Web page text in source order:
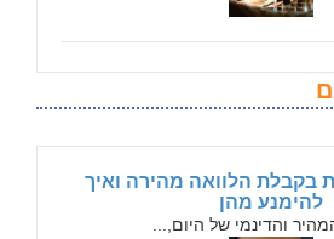
בקבלת הלוואה מהירה ואיך
להימנע מהן
והדינמי של היום,...